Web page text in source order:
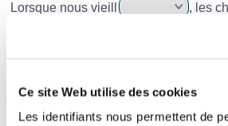
Ce site Web utilise des cookies
Les identifiants nous permettent de
Lorsque nous vieill
, les
5.